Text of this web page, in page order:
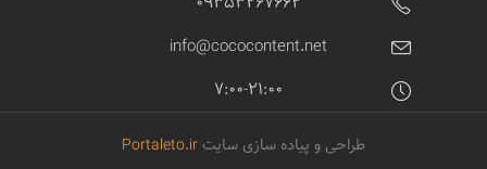
info@cococontent.net
7:00-21:00
طراحی و پیاده سازی سایت Portaleto.ir